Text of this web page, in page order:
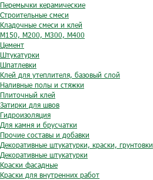
Перемычки керамические
Строительные смеси
Кладочные смеси и клей
М150, М200, М300, М400
Цемент
Штукатурки
Шпатлевки
Клей для утеплителя, базовый слой
Наливные полы и стяжки
Плиточный клей
Затирки для швов
Гидроизоляция
Для камня и брусчатки
Прочие составы и добавки
Декоративные штукатурки, краски, грунтовки
Декоративные штукатурки
Краски фасадные
Краски для внутренних работ